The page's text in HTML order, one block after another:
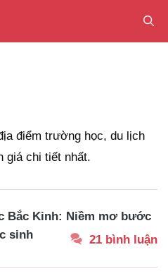
điểm trường học, du lịch
giá chi tiết nhất.
Bắc Kinh: Niềm mơ bước
sinh
21 bình luận